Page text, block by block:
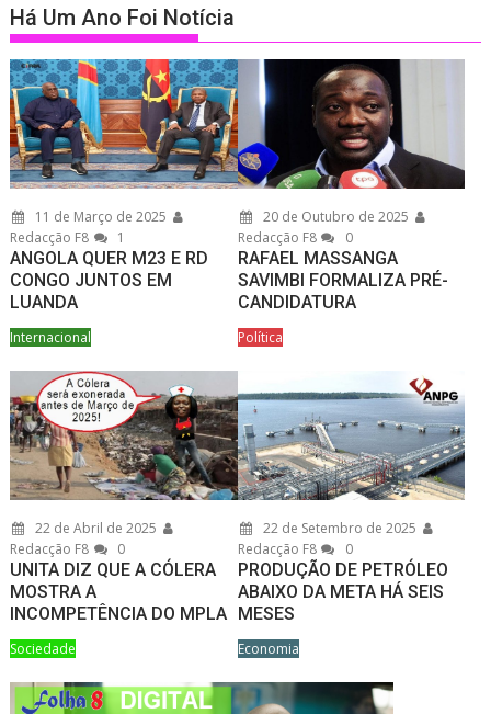
Há Um Ano Foi Notícia
11 de Março de 2025
Redacção F8
1
ANGOLA QUER M23 E RD
CONGO JUNTOS EM
LUANDA
Internacional
20 de Outubro de 2025
Redacção F8
0
RAFAEL MASSANGA
SAVIMBI FORMALIZA PRÉ-
CANDIDATURA
Política
22 de Abril de 2025
Redacção F8
0
UNITA DIZ QUE A CÓLERA
MOSTRA A
INCOMPETÊNCIA DO MPLA
Sociedade
22 de Setembro de 2025
Redacção F8
0
PRODUÇÃO DE PETRÓLEO
ABAIXO DA META HÁ SEIS
MESES
Economia